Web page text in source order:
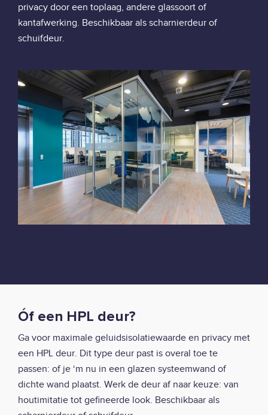
privacy door een toplaag, andere glassoort of
kantafwerking. Beschikbaar als scharnierdeur of
schuifdeur.
Óf een HPL deur?
Ga voor maximale geluidsisolatiewaarde en privacy met
een HPL deur. Dit type deur past is overal toe te
passen: of je ‘m nu in een glazen systeemwand of
dichte wand plaatst. Werk de deur af naar keuze: van
houtimitatie tot gefineerde look. Beschikbaar als